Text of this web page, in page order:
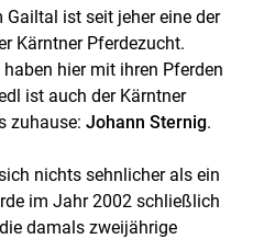
ist seit jeher eine der
Kärntner Pferdezucht.
hier mit ihren Pferden
ist auch der Kärntner
zuhause: Johann Sternig.
nichts sehnlicher als ein
im Jahr 2002 schließlich
damals zweijährige